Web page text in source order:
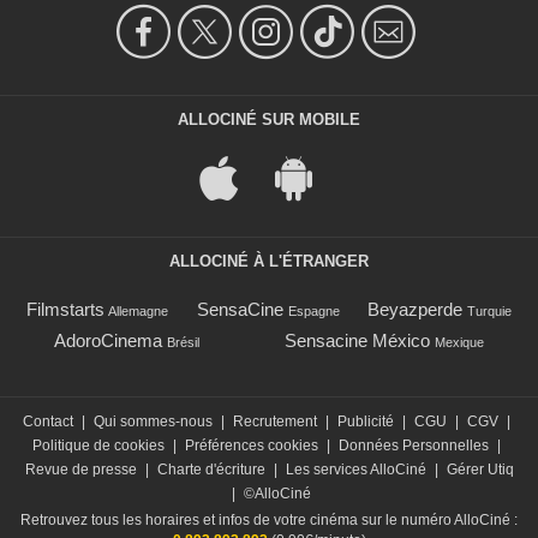
ALLOCINÉ SUR MOBILE
ALLOCINÉ À L'ÉTRANGER
Filmstarts Allemagne SensaCine Espagne Beyazperde Turquie
AdoroCinema Brésil Sensacine México Mexique
Contact Qui sommes-nous Recrutement Publicité CGU CGV
Politique de cookies
Préférences cookies Données Personnelles
Revue de presse
Charte d'écriture Les services AlloCiné
Gérer Utiq
©AlloCiné
Retrouvez tous les horaires et infos de votre cinéma sur le numéro AlloCiné :